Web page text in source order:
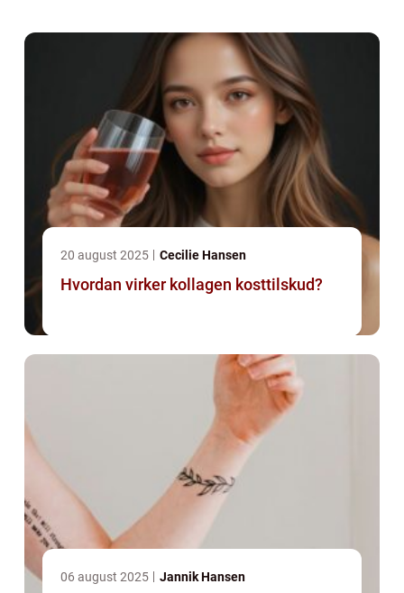
20 august 2025 Cecilie Hansen
Hvordan virker kollagen kosttilskud?
06 august 2025 Jannik Hansen